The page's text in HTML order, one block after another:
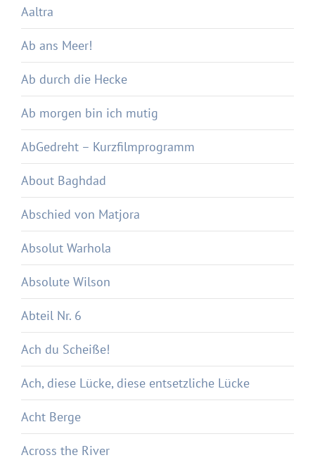
Aaltra
Ab ans Meer!
Ab durch die Hecke
Ab morgen bin ich mutig
AbGedreht – Kurzfilmprogramm
About Baghdad
Abschied von Matjora
Absolut Warhola
Absolute Wilson
Abteil Nr. 6
Ach du Scheiße!
Ach, diese Lücke, diese entsetzliche Lücke
Acht Berge
Across the River